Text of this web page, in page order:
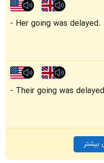
Her going was delayed.
Their going was
بیشتر